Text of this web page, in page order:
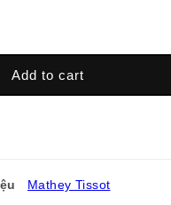
Add to cart
Mathey Tissot